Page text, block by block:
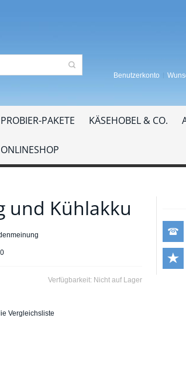
Benutzerkonto
PROBIER-PAKETE KÄSEHOBEL & CO.
und Kühlakku
Verfügbarkeit: Nicht auf Lager
Vergleichsliste